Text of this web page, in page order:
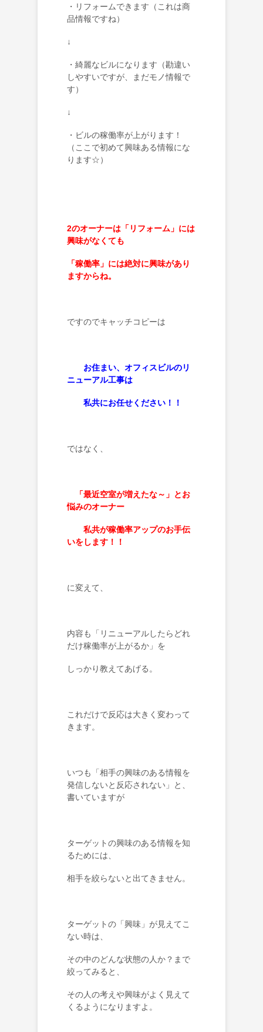
・リフォームできます（これは商
品情報ですね）
↓
・綺麗なビルになります（勘違い
しやすいですが、まだモノ情報で
す）
↓
・ビルの稼働率が上がります！
（ここで初めて興味ある情報にな
ります☆）
2のオーナーは「リフォーム」には
興味がなくても
「稼働率」には絶対に興味があり
ますからね。
ですのでキャッチコピーは
お住まい、オフィスビルのリ
ニューアル工事は
私共にお任せください！！
ではなく、
「最近空室が増えたな～」とお
悩みのオーナー
私共が稼働率アップのお手伝
いをします！！
に変えて、
内容も「リニューアルしたらどれ
だけ稼働率が上がるか」を
しっかり教えてあげる。
これだけで反応は大きく変わって
きます。
いつも「相手の興味のある情報を
発信しないと反応されない」と、
書いていますが
ターゲットの興味のある情報を知
るためには、
相手を絞らないと出てきません。
ターゲットの「興味」が見えてこ
ない時は、
その中のどんな状態の人か？まで
絞ってみると、
その人の考えや興味がよく見えて
くるようになりますよ。